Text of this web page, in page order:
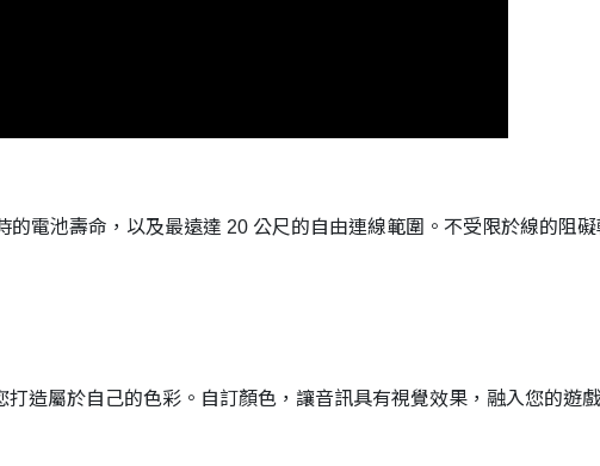
電池壽命，以及最遠達 20 公尺的自由連線範圍。不受限於線的阻
造屬於自己的色彩。自訂顏色，讓音訊具有視覺效果，融入您的遊